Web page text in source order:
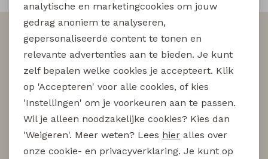
Bermuda's
Piraat broeken
Lange broeken
Rokken
Altijd als eerste op de hoogte zijn?
Schrijf je in voor onze nieuwsbrief en wees als eerst
op de hoogte van nieuwe acties!
Aanmelden
Hoe we met je data omgaan? Bekijk dit in onze
analytische en marketingcookies om jouw
gedrag anoniem te analyseren,
gepersonaliseerde content te tonen en
relevante advertenties aan te bieden. Je kunt
zelf bepalen welke cookies je accepteert. Klik
op 'Accepteren' voor alle cookies, of kies
'Instellingen' om je voorkeuren aan te passen.
Wil je alleen noodzakelijke cookies? Kies dan
'Weigeren'. Meer weten? Lees hier alles over
onze cookie- en privacyverklaring. Je kunt op